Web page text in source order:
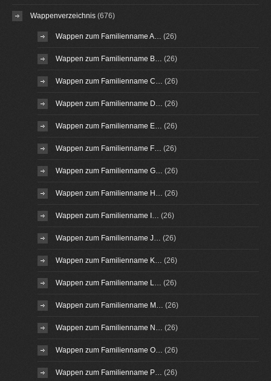
Wappenverzeichnis (676)
Wappen zum Familienname A… (26)
Wappen zum Familienname B… (26)
Wappen zum Familienname C… (26)
Wappen zum Familienname D… (26)
Wappen zum Familienname E… (26)
Wappen zum Familienname F… (26)
Wappen zum Familienname G… (26)
Wappen zum Familienname H… (26)
Wappen zum Familienname I… (26)
Wappen zum Familienname J… (26)
Wappen zum Familienname K… (26)
Wappen zum Familienname L… (26)
Wappen zum Familienname M… (26)
Wappen zum Familienname N… (26)
Wappen zum Familienname O… (26)
Wappen zum Familienname P… (26)